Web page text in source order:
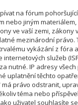
na fórum
nebo jiným
ve vaší zemi, zákony
mezinárodní právo.
vykázání z fóra
služeb
nutné. IP adresy
uplatnění těchto
má právo odstranit,
téma nebo
uživatel souhlasíte